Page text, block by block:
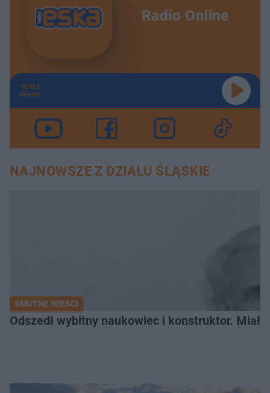
Radio Online
TERAZ
GRAMY
NAJNOWSZE Z DZIAŁU ŚLĄSKIE
SMUTNE WIEŚCI
Odszedł wybitny naukowiec i konstruktor. Miał